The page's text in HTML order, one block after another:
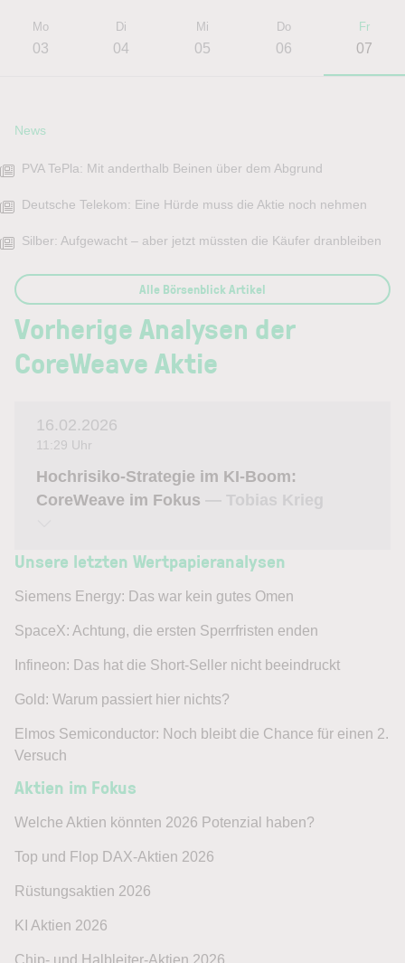
Mo
03
Di
04
Mi
05
Do
06
Fr
07
News
PVA TePla: Mit anderthalb Beinen über dem Abgrund
Deutsche Telekom: Eine Hürde muss die Aktie noch nehmen
Silber: Aufgewacht – aber jetzt müssten die Käufer dranbleiben
Alle Börsenblick Artikel
Vorherige Analysen der
CoreWeave Aktie
16.02.2026
11:29 Uhr
Hochrisiko-Strategie im KI-Boom:
CoreWeave im Fokus — Tobias Krieg
Unsere letzten Wertpapieranalysen
Siemens Energy: Das war kein gutes Omen
SpaceX: Achtung, die ersten Sperrfristen enden
Infineon: Das hat die Short-Seller nicht beeindruckt
Gold: Warum passiert hier nichts?
Elmos Semiconductor: Noch bleibt die Chance für einen 2.
Versuch
Aktien im Fokus
Welche Aktien könnten 2026 Potenzial haben?
Top und Flop DAX-Aktien 2026
Rüstungsaktien 2026
KI Aktien 2026
Chip- und Halbleiter-Aktien 2026